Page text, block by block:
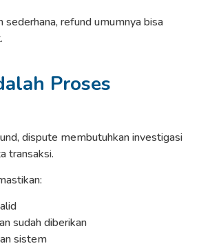
sederhana, refund umumnya bisa
Proses
dispute membutuhkan investigasi
transaksi.
sudah diberikan
sistem